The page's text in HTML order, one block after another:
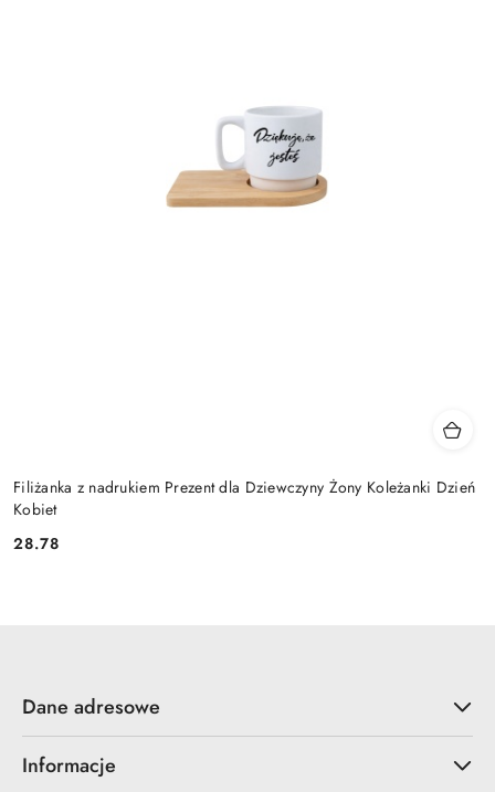
Filiżanka z nadrukiem Prezent dla Dziewczyny Żony Koleżanki Dzień
Kobiet
Cena:
28.78
Dane adresowe
Informacje